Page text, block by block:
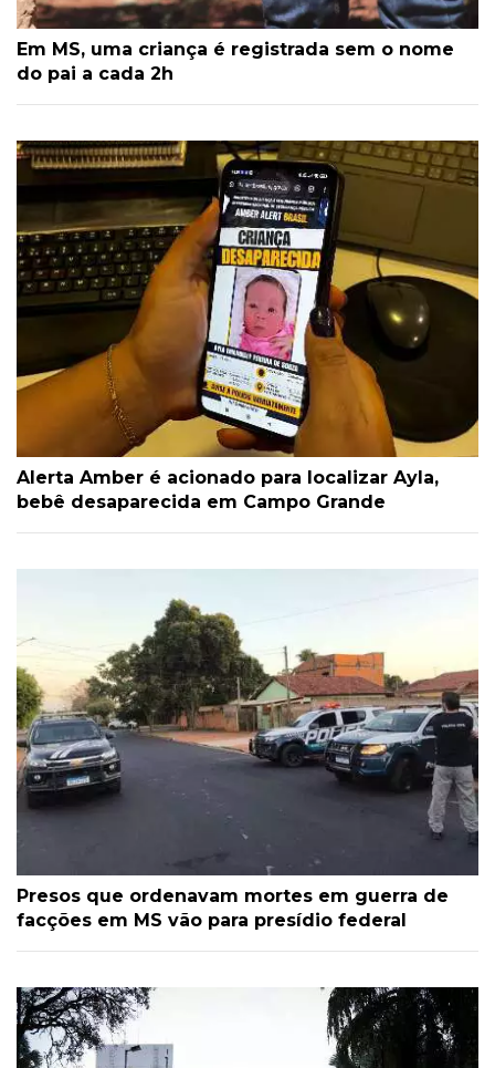
Em MS, uma criança é registrada sem o nome
do pai a cada 2h
Alerta Amber é acionado para localizar Ayla,
bebê desaparecida em Campo Grande
Presos que ordenavam mortes em guerra de
facções em MS vão para presídio federal